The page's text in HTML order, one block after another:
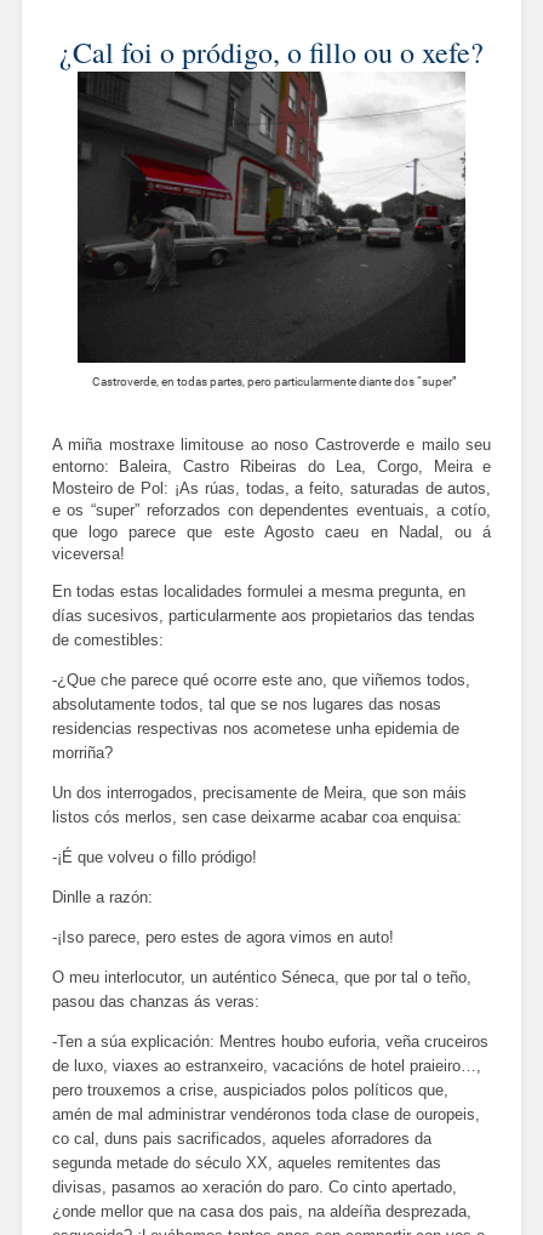
¿Cal foi o pródigo, o fillo ou o xefe?
Castroverde, en todas partes, pero particularmente diante dos “super”
A miña mostraxe limitouse ao noso Castroverde e mailo seu
entorno: Baleira, Castro Ribeiras do Lea, Corgo, Meira e
Mosteiro de Pol: ¡As rúas, todas, a feito, saturadas de autos,
e os “super” reforzados con dependentes eventuais, a cotío,
que logo parece que este Agosto caeu en Nadal, ou á
viceversa!
En todas estas localidades formulei a mesma pregunta, en
días sucesivos, particularmente aos propietarios das tendas
de comestibles:
-¿Que che parece qué ocorre este ano, que viñemos todos,
absolutamente todos, tal que se nos lugares das nosas
residencias respectivas nos acometese unha epidemia de
morriña?
Un dos interrogados, precisamente de Meira, que son máis
listos cós merlos, sen case deixarme acabar coa enquisa:
-¡É que volveu o fillo pródigo!
Dinlle a razón:
-¡Iso parece, pero estes de agora vimos en auto!
O meu interlocutor, un auténtico Séneca, que por tal o teño,
pasou das chanzas ás veras:
-Ten a súa explicación: Mentres houbo euforia, veña cruceiros
de luxo, viaxes ao estranxeiro, vacacións de hotel praieiro…,
pero trouxemos a crise, auspiciados polos políticos que,
amén de mal administrar vendéronos toda clase de ouropeis,
co cal, duns pais sacrificados, aqueles aforradores da
segunda metade do século XX, aqueles remitentes das
divisas, pasamos ao xeración do paro. Co cinto apertado,
¿onde mellor que na casa dos pais, na aldeíña desprezada,